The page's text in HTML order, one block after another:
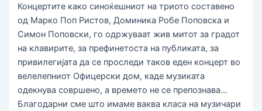
Концертите како синоќешниот на триото составено
од Марко Поп Ристов, Доминика Робе Поповска и
Симон Поповски, го одржуваат жив митот за градот
на клавирите, за префинетоста на публиката, за
привилегијата да се проследи таков еден концерт во
велелепниот Офицерски дом, каде музиката
одекнува совршено, а времето не се препознава…
Благодарни сме што имаме ваква класа на музичари